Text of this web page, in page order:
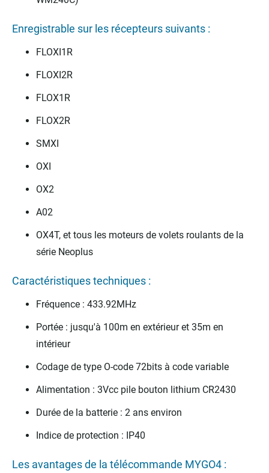
Enregistrable sur les récepteurs suivants :
FLOXI1R
FLOXI2R
FLOX1R
FLOX2R
SMXI
OXI
OX2
A02
OX4T, et tous les moteurs de volets roulants de la
série Neoplus
Caractéristiques techniques :
Fréquence : 433.92MHz
Portée : jusqu'à 100m en extérieur et 35m en
intérieur
Codage de type O-code 72bits à code variable
Alimentation : 3Vcc pile bouton lithium CR2430
Durée de la batterie : 2 ans environ
Indice de protection : IP40
Les avantages de la télécommande MYGO4 :